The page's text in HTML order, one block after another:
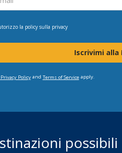
la policy sulla privacy
Iscrivimi
Policyand Terms of Serviceapply.
possibili